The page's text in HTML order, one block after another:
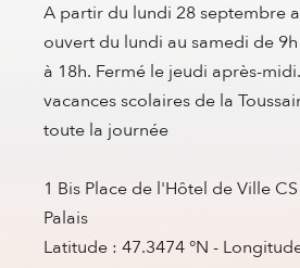
A partir du lundi 28 septembre
ouvert du lundi au samedi de
à 18h. Fermé le jeudi après-
vacances scolaires de la
toute la journée
1 Bis Place de l'Hôtel de Ville
Palais
Latitude : 47.3474 °N -